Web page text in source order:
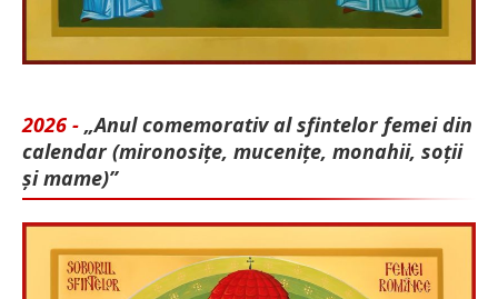
2026 - „Anul comemorativ al sfintelor femei din
calendar (mironosițe, mu­cenițe, monahii, soții
și mame)”